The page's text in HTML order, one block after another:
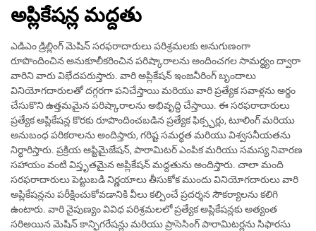
అప్లికేషన్ల మద్దతు
ఎడిఎం డ్రిల్లింగ్ మెషిన్ సరఫరాదారులు పరిశ్రమలకు అనుగుణంగా
రూపొందించిన అనుకూలీకరించిన పరిష్కారాలను అందించగల సామర్థ్యం ద్వారా
వారిని వారు విభేదపరుస్తారు. వారి అప్లికేషన్ ఇంజనీరింగ్ బృందాలు
వినియోగదారులతో దగ్గరగా పనిచేస్తాయి మరియు వారి ప్రత్యేక సవాళ్లను అర్థం
చేసుకొని ఉత్తమమైన పరిష్కారాలను అభివృద్ధి చేస్తాయి. ఈ సరఫరాదారులు
ప్రత్యేక అప్లికేషన్ల కొరకు రూపొందించబడిన ప్రత్యేక ఫిక్స్చర్లు, టూలింగ్ మరియు
అనుబంధ పరికరాలను అందిస్తారు, గరిష్ట సమర్థత మరియు విశ్వసనీయతను
నిర్ధారిస్తారు. ప్రక్రియ ఆప్టిమైజేషన్, పారామిటర్ ఎంపిక మరియు సమస్య నివారణ
సహాయం వంటి విస్తృతమైన అప్లికేషన్ మద్దతును అందిస్తారు. చాలా మంది
సరఫరాదారులు పెట్టుబడి నిర్ణయాలు తీసుకోక ముందు వినియోగదారులు వారి
అప్లికేషన్లను పరీక్షించుకోవడానికి వీలు కల్పించే ప్రదర్శన సౌకర్యాలను కలిగి
ఉంటారు. వారి నైపుణ్యం వివిధ పరిశ్రమలలో ప్రత్యేక అప్లికేషన్లకు అత్యంత
సరిఅయిన మెషిన్ కాన్ఫిగరేషన్లు మరియు ప్రాసెసింగ్ పారామిటర్లను సిఫారసు